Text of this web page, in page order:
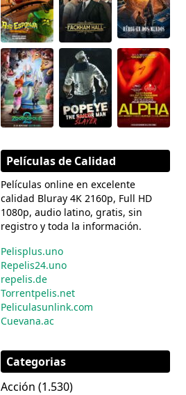
Películas de Calidad
Películas online en excelente
calidad Bluray 4K 2160p, Full HD
1080p, audio latino, gratis, sin
registro y toda la información.
Pelisplus.uno
Repelis24.uno
repelis.de
Torrentpelis.net
Peliculasunlink.com
Cuevana.ac
Categorias
Acción (1.530)